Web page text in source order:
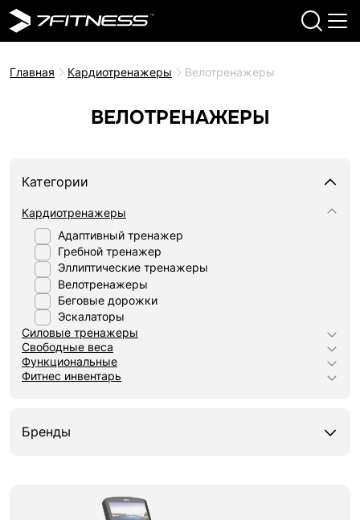
Главная Кардиотренажеры Велотренажеры
ВЕЛОТРЕНАЖЕРЫ
Категории
Кардиотренажеры
Адаптивный тренажер
Гребной тренажер
Эллиптические тренажеры
Велотренажеры
Беговые дорожки
Эскалаторы
Силовые тренажеры
Свободные веса
Функциональные
Фитнес инвентарь
Бренды